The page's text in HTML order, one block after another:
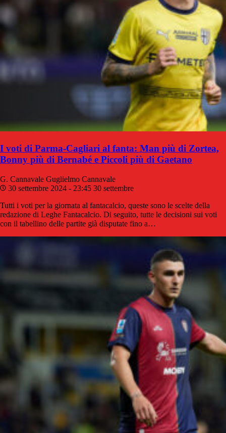
I voti di Parma-Cagliari al fanta: Man più di Zortea,
Bonny più di Bernabé e Piccoli più di Gaetano
G. Cannavale Guglielmo Cannavale
30 settembre 2024 - 23:45 30 settembre
Tutti i voti per la giornata al fantacalcio, queste sono le scelte della
redazione di Leghe Fantacalcio. Di seguito, tutte le decisioni sui voti
con il tabellino delle partite già disputate fino a…